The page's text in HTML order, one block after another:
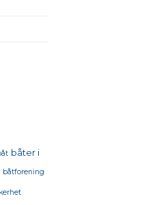
båter i
båtforening